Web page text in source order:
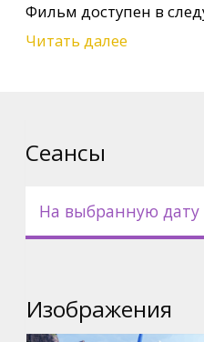
Фильм доступен в
- на латышском языке;
Читать далее
Сеансы
На выбранную дату
Изображения